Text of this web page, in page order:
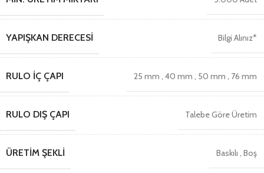
YAPIŞKAN DERECESI Bilgi Alınız*
RULO İÇ ÇAPI 25 mm 40 mm 50 mm 76 mm
RULO DIŞ ÇAPI Talebe Göre Üretim
ÜRETIM ŞEKLI Baskılı Boş